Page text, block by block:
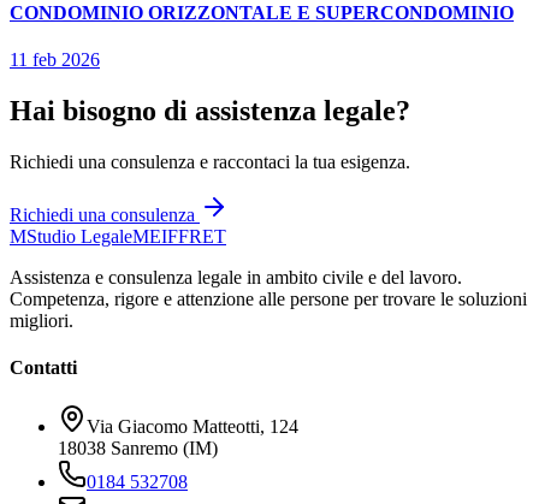
CONDOMINIO ORIZZONTALE E SUPERCONDOMINIO
11 feb 2026
Hai bisogno di assistenza legale?
Richiedi una consulenza e raccontaci la tua esigenza.
Richiedi una consulenza
MStudio LegaleMEIFFRET
Assistenza e consulenza legale in ambito civile e del lavoro.
Competenza, rigore e attenzione alle persone per trovare le soluzioni
migliori.
Contatti
Via Giacomo Matteotti, 124
18038 Sanremo (IM)
0184 532708